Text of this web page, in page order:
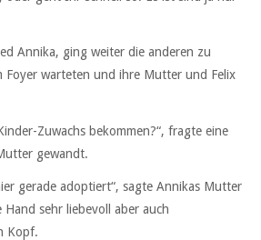
Annika, ging weiter die anderen zu
Foyer warteten und ihre Mutter und Felix
Zuwachs bekommen?“, fragte eine
gewandt.
gerade adoptiert“, sagte Annikas Mutter
sehr liebevoll aber auch
Kopf.